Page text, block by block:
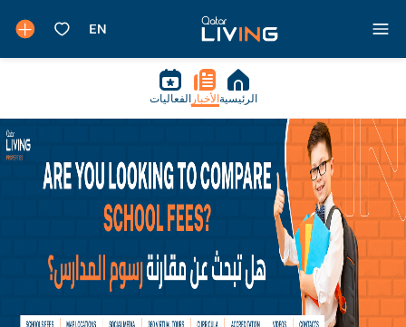
الرئيسية الأخبار الفعاليات